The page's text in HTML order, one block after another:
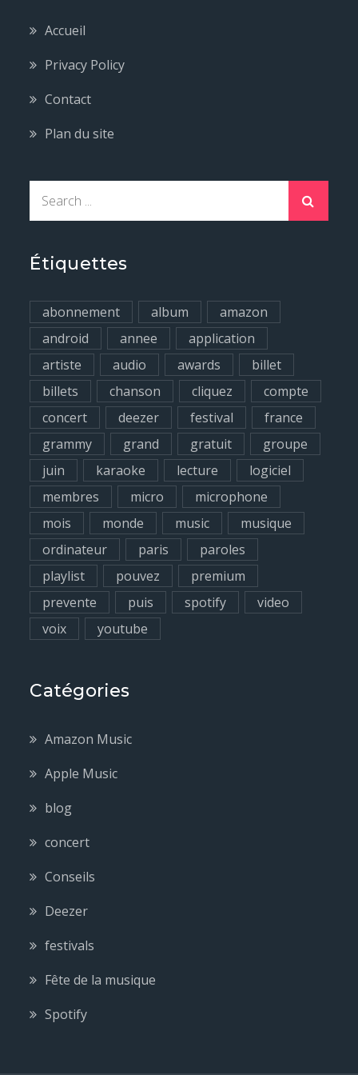
Accueil
Privacy Policy
Contact
Plan du site
r
h
f
o
Étiquettes
abonnement album
amazon
android
annee
application
artiste
audio awards
billet
billets
chanson cliquez
compte
concert
deezer festival
france
grammy
grand gratuit
groupe
juin
karaoke lecture
logiciel
membres
micro
microphone
mois
monde music
musique
ordinateur
paris
paroles
playlist
pouvez
premium
prevente
puis spotify
video
voix
youtube
Catégories
Amazon Music
Apple Music
blog
concert
Conseils
Deezer
festivals
Fête de la musique
Spotify